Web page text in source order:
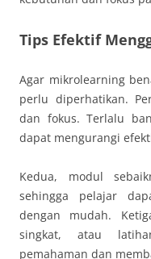
Tips Efektif
Agar mikrolearning
perlu diperhatikan.
dan fokus. Terlalu
dapat mengurangi
Kedua, modul
sehingga pelajar
dengan mudah.
singkat, atau
pemahaman dan